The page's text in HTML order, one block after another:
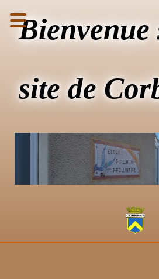
Bienvenue
site de